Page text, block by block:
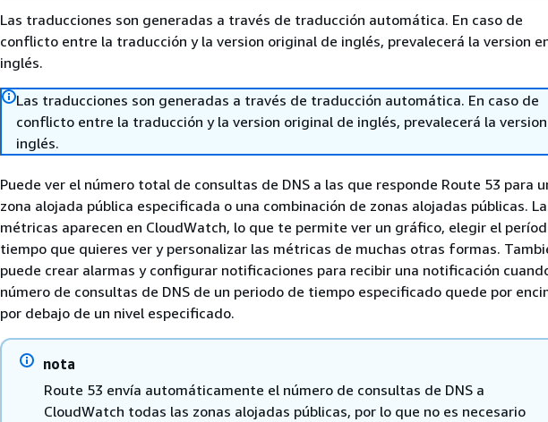
Las traducciones son generadas a través de traducción automática. En caso de
conflicto entre la traducción y la version original de inglés, prevalecerá la version
inglés.
Las traducciones son generadas a través de traducción automática. En caso de
conflicto entre la traducción y la version original de inglés, prevalecerá la
inglés.
Puede ver el número total de consultas de DNS a las que responde Route 53 para
zona alojada pública especificada o una combinación de zonas alojadas públicas.
métricas aparecen en CloudWatch, lo que te permite ver un gráfico, elegir el
tiempo que quieres ver y personalizar las métricas de muchas otras formas.
puede crear alarmas y configurar notificaciones para recibir una notificación
número de consultas de DNS de un periodo de tiempo especificado quede por
por debajo de un nivel especificado.
nota
Route 53 envía automáticamente el número de consultas de DNS a
CloudWatch todas las zonas alojadas públicas, por lo que no es necesario